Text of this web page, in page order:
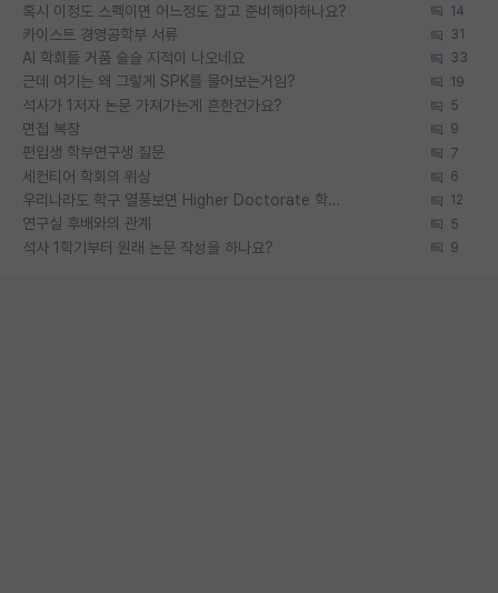
혹시 이정도 스펙이면 어느정도 잡고 준비해야하나요? 14
카이스트 경영공학부 서류 31
AI 학회들 거품 슬슬 지적이 나오네요 33
근데 여기는 왜 그렇게 SPK를 물어보는거임? 19
석사가 1저자 논문 가져가는게 흔한건가요? 5
면접 복장 9
편입생 학부연구생 질문 7
세컨티어 학회의 위상 6
우리나라도 학구 열풍보면 Higher Doctorate 학위가 필요하다고 봅니다. 12
연구실 후배와의 관계 5
석사 1학기부터 원래 논문 작성을 하나요? 9